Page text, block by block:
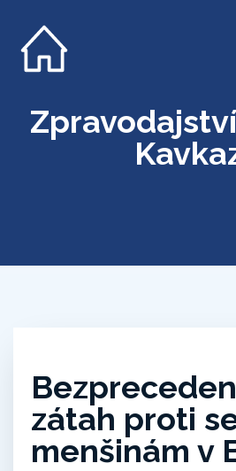
zátah proti
menšinám v